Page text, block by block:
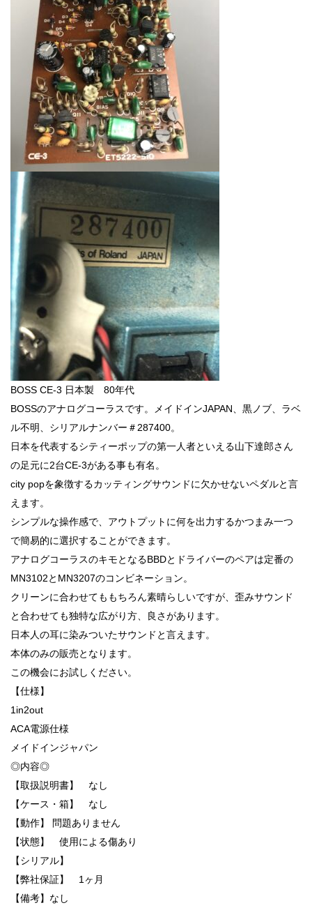
BOSS CE-3 日本製 80年代
BOSSのアナログコーラスです。メイドインJAPAN、黒ノブ、ラベ
ル不明、シリアルナンバー＃287400。
日本を代表するシティーポップの第一人者といえる山下達郎さん
の足元に2台CE-3がある事も有名。
city popを象徴するカッティングサウンドに欠かせないペダルと言
えます。
シンプルな操作感で、アウトプットに何を出力するかつまみ一つ
で簡易的に選択することができます。
アナログコーラスのキモとなるBBDとドライバーのペアは定番の
MN3102とMN3207のコンビネーション。
クリーンに合わせてももちろん素晴らしいですが、歪みサウンド
と合わせても独特な広がり方、良さがあります。
日本人の耳に染みついたサウンドと言えます。
本体のみの販売となります。
この機会にお試しください。
【仕様】
1in2out
ACA電源仕様
メイドインジャパン
◎内容◎
【取扱説明書】 なし
【ケース・箱】 なし
【動作】 問題ありません
【状態】 使用による傷あり
【シリアル】
【弊社保証】 1ヶ月
【備考】なし